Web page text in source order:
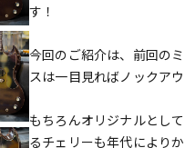
す！
今回のご紹介は、前回の
スは一目見ればノックア
もちろんオリジナルとし
るチェリーも年代により